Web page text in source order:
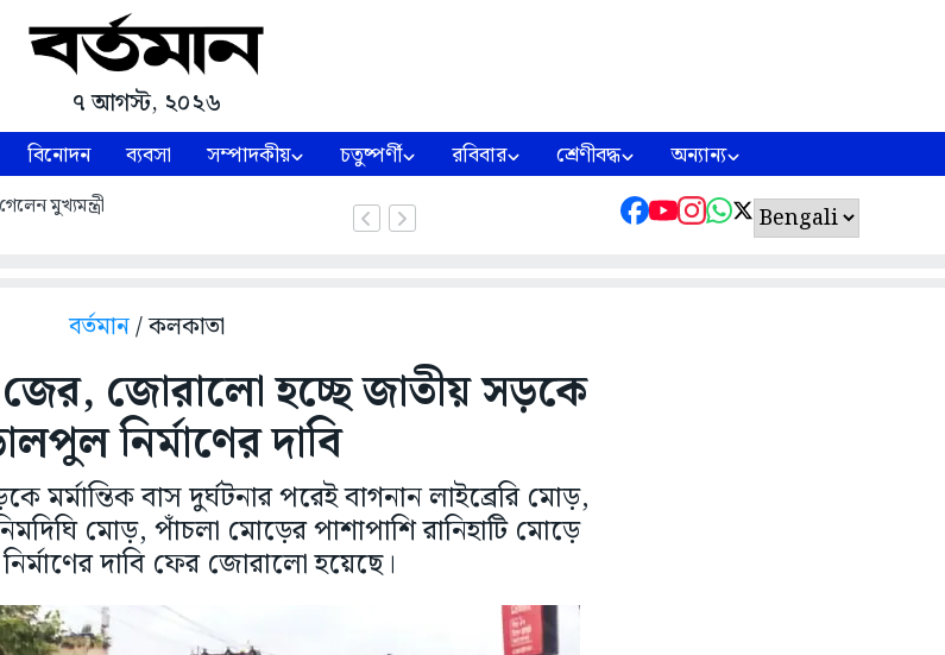
৭ আগস্ট, ২০২৬
বিনোদন ব্যবসা সম্পাদকীয় চতুষ্পর্ণী রবিবার শ্রেণীবদ্ধ অন্যান্য
মুখ্যমন্ত্রী
বর্তমান/ কলকাতা
জের, জোরালো হচ্ছে জাতীয় সড়কে
নির্মাণের দাবি
মর্মান্তিক বাস দুর্ঘটনার পরেই বাগনান লাইব্রেরি মোড়,
মোড়, পাঁচলা মোড়ের পাশাপাশি রানিহাটি মোড়ে
দাবি ফের জোরালো হয়েছে।